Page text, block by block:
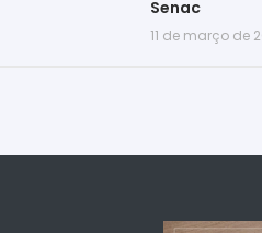
Senac
11 de março de